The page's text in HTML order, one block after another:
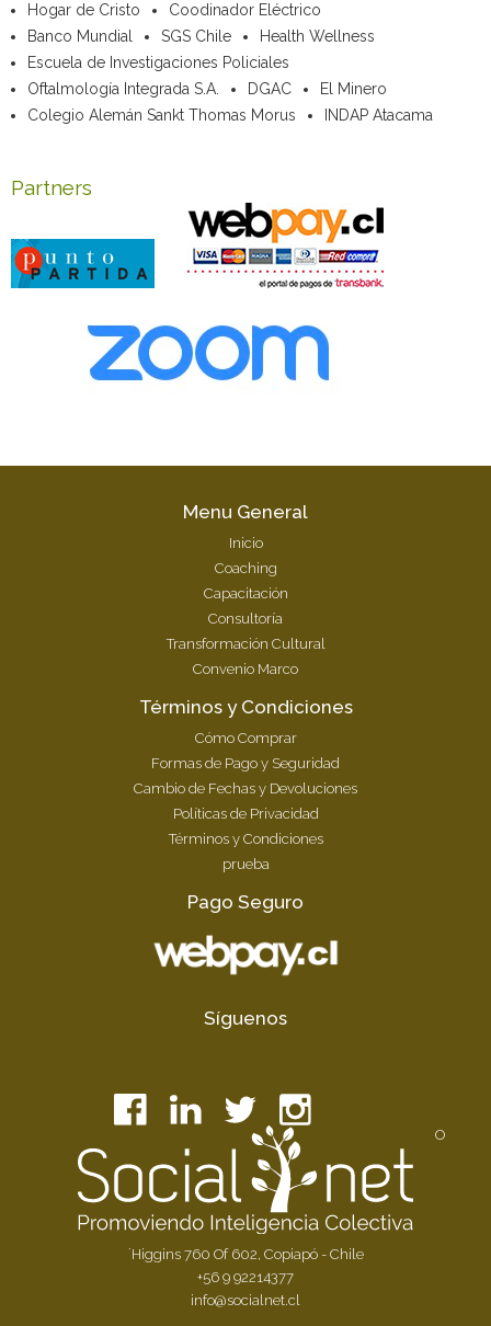
Hogar de Cristo
Coodinador Eléctrico
Banco Mundial
SGS Chile
Health Wellness
Escuela de Investigaciones Policiales
Oftalmología Integrada S.A.
DGAC
El Minero
Colegio Alemán Sankt Thomas Morus
INDAP Atacama
Partners
Menu General
Inicio
Coaching
Capacitación
Consultoría
Transformación Cultural
Convenio Marco
Términos y Condiciones
Cómo Comprar
Formas de Pago y Seguridad
Cambio de Fechas y Devoluciones
Políticas de Privacidad
Términos y Condiciones
prueba
Pago Seguro
Síguenos
O
´Higgins 760 Of 602, Copiapó - Chile
+56 9 92214377
info@socialnet.cl